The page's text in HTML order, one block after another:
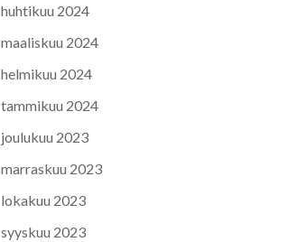
huhtikuu 2024
maaliskuu 2024
helmikuu 2024
tammikuu 2024
joulukuu 2023
marraskuu 2023
lokakuu 2023
syyskuu 2023